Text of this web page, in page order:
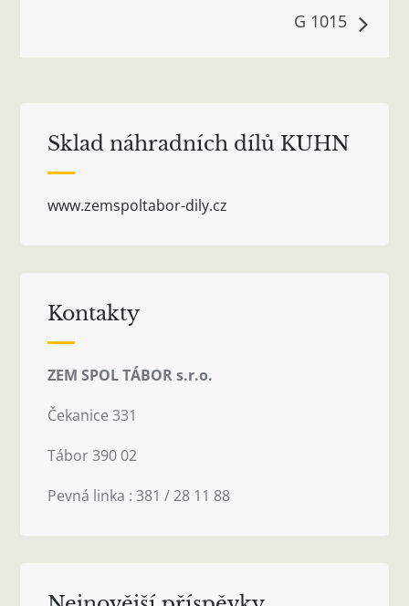
G 1015
Sklad náhradních dílů KUHN
www.zemspoltabor-dily.cz
Kontakty
ZEM SPOL TÁBOR s.r.o.
Čekanice 331
Tábor 390 02
Pevná linka : 381 / 28 11 88